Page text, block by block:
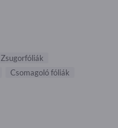
Zsugorfóliák
Csomagoló fóliák